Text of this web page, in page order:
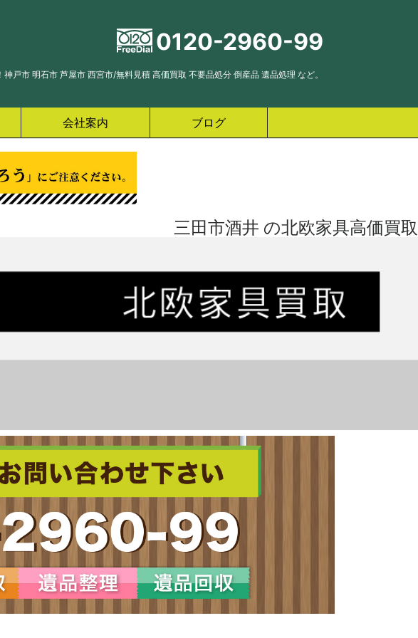
0120-2960-99
戸市 明石市 芦屋市 西宮市/無料見積 高価買取 不要品処分 倒産品 遺品処理 など。
会社案内 ブログ
三田市酒井 の北欧家具高価買取